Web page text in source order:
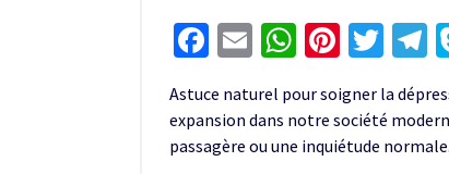
Facebook
EmailWhatsApp
Astuce naturel pour soigner la
expansion dans notre société
passagère ou une inquiétude normale.